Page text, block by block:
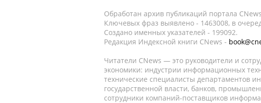
Обработан архив публикаций портала
Ключевых фраз выявлено - 1463008, в
Создано именных указателей - 199092.
Редакция Индексной книги CNews -
Читатели CNews — это руководители и
экономики: индустрии информационных
технические специалисты департаментов
государственной власти, банков,
сотрудники компаний-поставщиков